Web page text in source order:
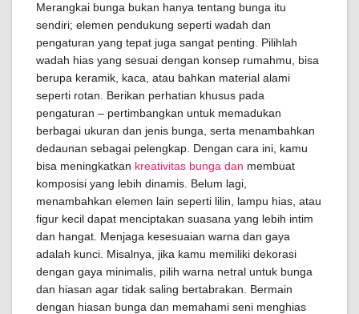
Merangkai bunga bukan hanya tentang bunga itu
sendiri; elemen pendukung seperti wadah dan
pengaturan yang tepat juga sangat penting. Pilihlah
wadah hias yang sesuai dengan konsep rumahmu, bisa
berupa keramik, kaca, atau bahkan material alami
seperti rotan. Berikan perhatian khusus pada
pengaturan – pertimbangkan untuk memadukan
berbagai ukuran dan jenis bunga, serta menambahkan
dedaunan sebagai pelengkap. Dengan cara ini, kamu
bisa meningkatkan kreativitas bunga dan membuat
komposisi yang lebih dinamis. Belum lagi,
menambahkan elemen lain seperti lilin, lampu hias, atau
figur kecil dapat menciptakan suasana yang lebih intim
dan hangat. Menjaga kesesuaian warna dan gaya
adalah kunci. Misalnya, jika kamu memiliki dekorasi
dengan gaya minimalis, pilih warna netral untuk bunga
dan hiasan agar tidak saling bertabrakan. Bermain
dengan hiasan bunga dan memahami seni menghias